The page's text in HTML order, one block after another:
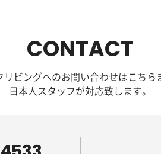
CONTACT
リビングへのお問い合わせはこちら
日本人スタッフが対応致します。